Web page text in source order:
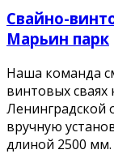
Свайно-
Марьин парк
Наша команда
винтовых сваях
Ленинградской
вручную
длиной 2500 мм.